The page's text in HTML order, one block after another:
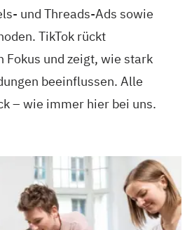
und Threads-Ads sowie
TikTok rückt
Fokus und zeigt, wie stark
beeinflussen. Alle
– wie immer hier bei uns.